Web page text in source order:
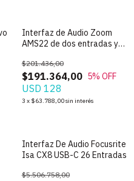
Interfaz de Audio Zoom
AMS22 de dos entradas y
$191.364,00
$201.436,00
5% OFF
USD 128
3 x $63.788,00sin interés
Interfaz De Audio Focusrite
Isa CX8 USB-C 26 Entradas
$5.506.758,00